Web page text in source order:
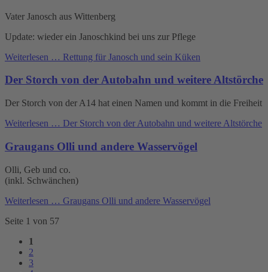
Vater Janosch aus Wittenberg
Update: wieder ein Janoschkind bei uns zur Pflege
Weiterlesen … Rettung für Janosch und sein Küken
Der Storch von der Autobahn und weitere Altstörche
Der Storch von der A14 hat einen Namen und kommt in die Freiheit
Weiterlesen … Der Storch von der Autobahn und weitere Altstörche
Graugans Olli und andere Wasservögel
Olli, Geb und co.
(inkl. Schwänchen)
Weiterlesen … Graugans Olli und andere Wasservögel
Seite 1 von 57
1
2
3